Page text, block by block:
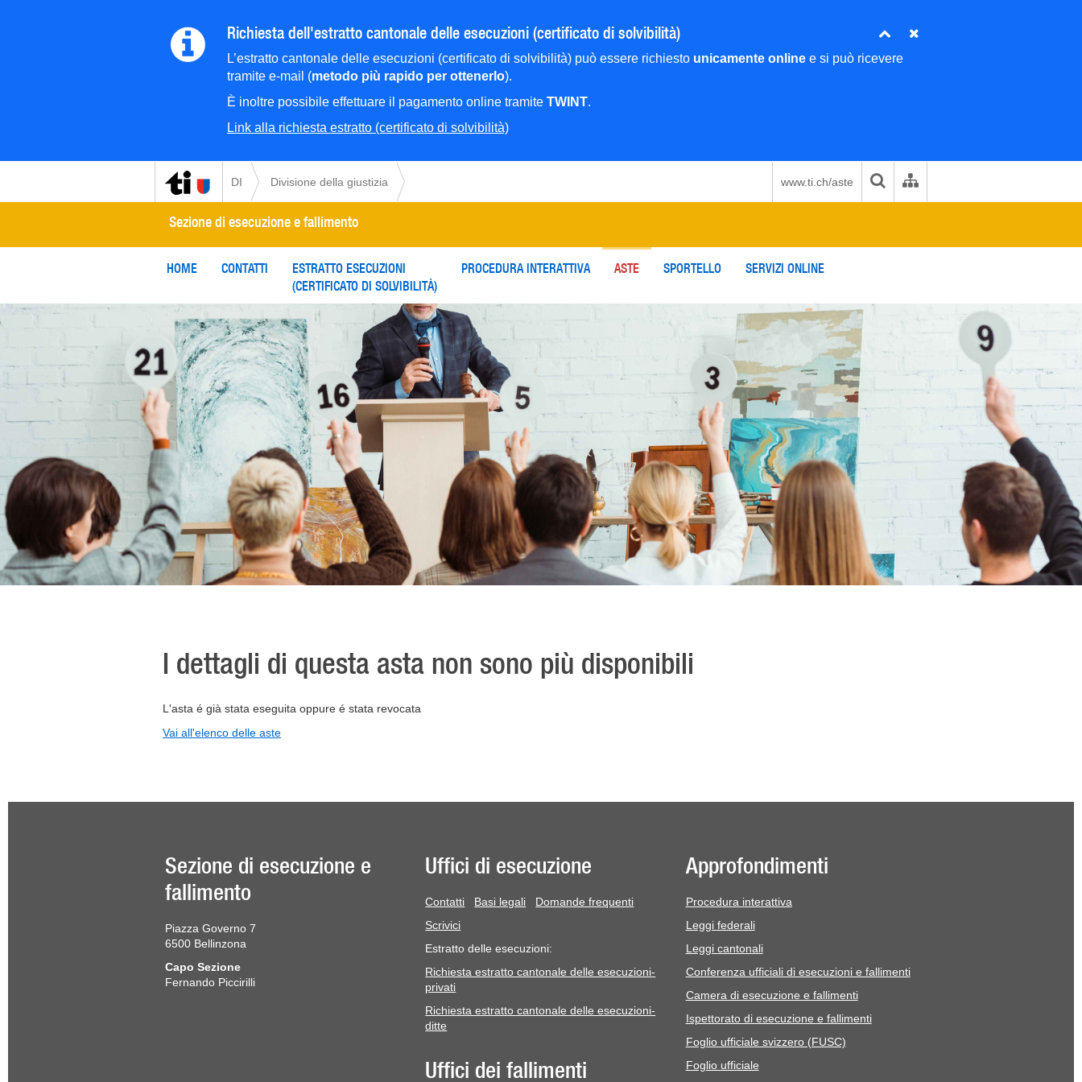
Richiesta dell'estratto cantonale delle esecuzioni (certificato di solvibilità)
L’estratto cantonale delle esecuzioni (certificato di solvibilità) può essere richiesto unicamente online e si può ricevere
tramite e-mail (metodo più rapido per ottenerlo).
È inoltre possibile effettuare il pagamento online tramite TWINT.
Link alla richiesta estratto (certificato di solvibilità)
DI Divisione della giustizia www.ti.ch/aste
Sezione di esecuzione e fallimento
HOME CONTATTI
ESTRATTO ESECUZIONI
(CERTIFICATO DI SOLVIBILITÀ)
PROCEDURA INTERATTIVA ASTE SPORTELLO SERVIZI ONLINE
I dettagli di questa asta non sono più disponibili
L'asta é già stata eseguita oppure é stata revocata
Vai all'elenco delle aste
Sezione di esecuzione e
fallimento
Piazza Governo 7
6500 Bellinzona
Capo Sezione
Fernando Piccirilli
Uffici di esecuzione
Contatti Basi legali
Domande frequenti
Scrivici
Estratto delle esecuzioni:
Richiesta estratto cantonale delle esecuzioni-
privati
Richiesta estratto cantonale delle esecuzioni-
ditte
Uffici dei fallimenti
Approfondimenti
Procedura interattiva
Leggi federali
Leggi cantonali
Conferenza ufficiali di esecuzioni e fallimenti
Camera di esecuzione e fallimenti
Ispettorato di esecuzione e fallimenti
Foglio ufficiale svizzero (FUSC)
Foglio ufficiale